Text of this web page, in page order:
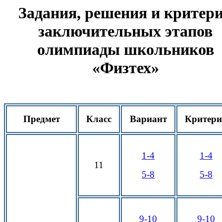
Задания, решения и
заключительных этапов
олимпиады школьников
«Физтех»
Предмет Класс Вариант
11
1-4
5-8
1-4
5-8
9-10 9-10